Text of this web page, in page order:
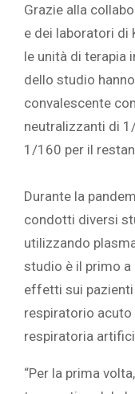
Grazie alla
e dei laboratori di
le unità di terapia
dello studio
convalescente
neutralizzanti di
1/160 per il
Durante la
condotti diversi
utilizzando
studio è il primo
effetti sui
respiratorio
respiratoria
“Per la prima